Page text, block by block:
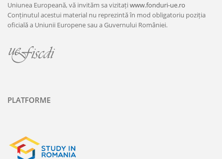
Uniunea Europeană, vă invităm sa vizitațiwww.fonduri-ue.ro
Conținutul acestui material nu reprezintă în mod obligatoriu poziția
oficială a Uniunii Europene sau a Guvernului României.
PLATFORME